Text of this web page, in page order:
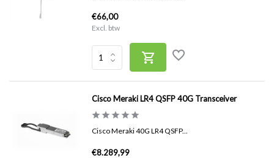
€66,00
Excl. btw
Cisco Meraki LR4 QSFP 40G Transceiver
Cisco Meraki 40G LR4 QSFP...
€8.289,99